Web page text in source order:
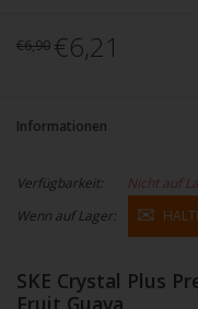
€6,90 €6,21
Informationen
Verfügbarkeit:
Nicht auf
Wenn auf Lager:
SKE Crystal Plus
Fruit Guava